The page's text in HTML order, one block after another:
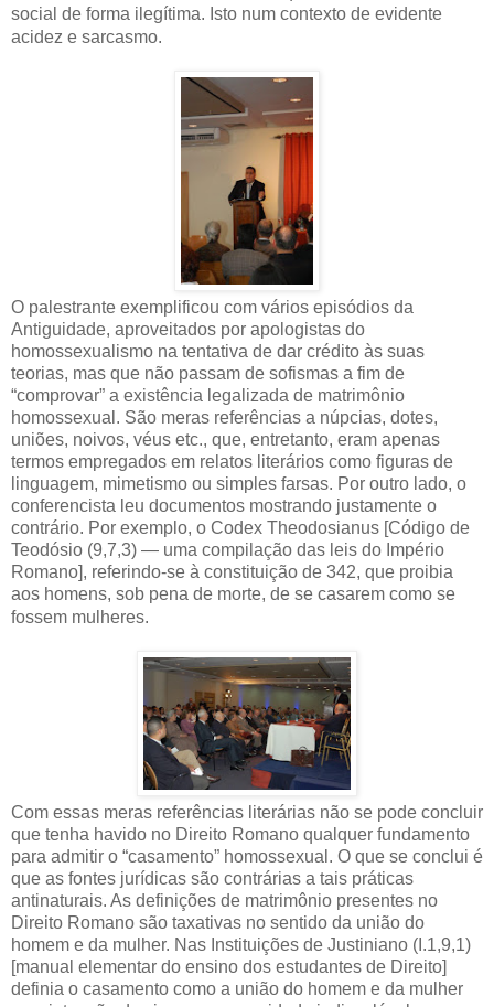
social de forma ilegítima. Isto num contexto de evidente
acidez e sarcasmo.
O palestrante exemplificou com vários episódios da
Antiguidade, aproveitados por apologistas do
homossexualismo na tentativa de dar crédito às suas
teorias, mas que não passam de sofismas a fim de
“comprovar” a existência legalizada de matrimônio
homossexual. São meras referências a núpcias, dotes,
uniões, noivos, véus etc., que, entretanto, eram apenas
termos empregados em relatos literários como figuras de
linguagem, mimetismo ou simples farsas. Por outro lado, o
conferencista leu documentos mostrando justamente o
contrário. Por exemplo, o Codex Theodosianus [Código de
Teodósio (9,7,3) — uma compilação das leis do Império
Romano], referindo-se à constituição de 342, que proibia
aos homens, sob pena de morte, de se casarem como se
fossem mulheres.
Com essas meras referências literárias não se pode concluir
que tenha havido no Direito Romano qualquer fundamento
para admitir o “casamento” homossexual. O que se conclui é
que as fontes jurídicas são contrárias a tais práticas
antinaturais. As definições de matrimônio presentes no
Direito Romano são taxativas no sentido da união do
homem e da mulher. Nas Instituições de Justiniano (I.1,9,1)
[manual elementar do ensino dos estudantes de Direito]
definia o casamento como a união do homem e da mulher